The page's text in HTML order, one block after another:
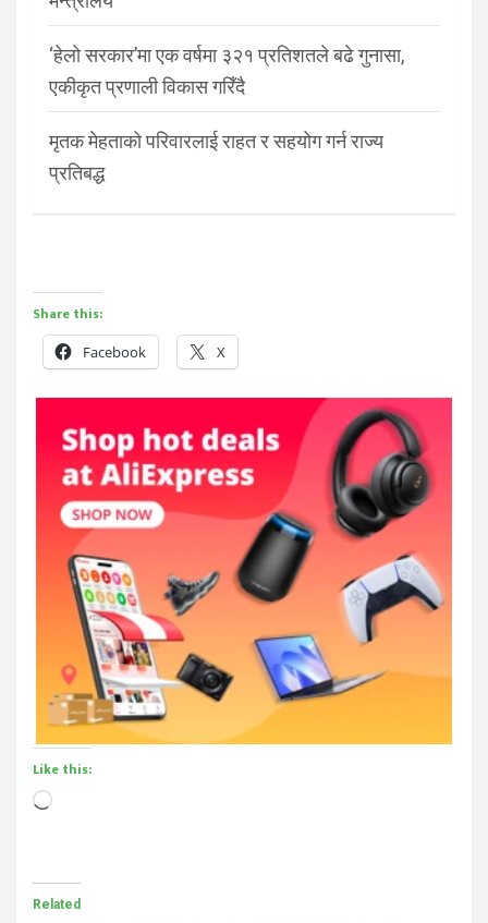
‘हेलो सरकार’मा एक वर्षमा ३२१ प्रतिशतले बढे गुनासा,
एकीकृत प्रणाली विकास गरिँदै
मृतक मेहताको परिवारलाई राहत र सहयोग गर्न राज्य
प्रतिबद्ध
Share this:
Facebook X
Like this:
Loading…
Related